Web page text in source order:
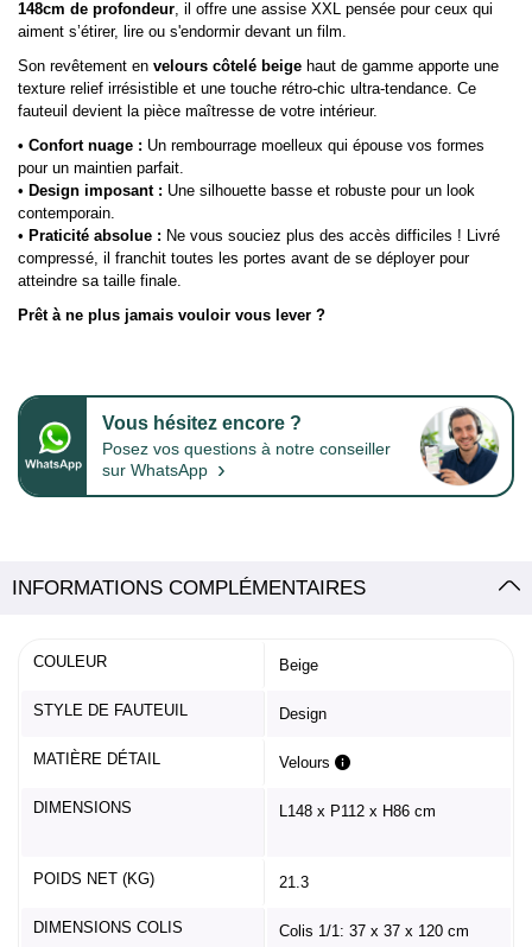
148cm de profondeur , il offre une assise XXL pensée pour ceux qui
aiment s’étirer, lire ou s'endormir devant un film.
Son revêtement en velours côtelé beige haut de gamme apporte une
texture relief irrésistible et une touche rétro-chic ultra-tendance. Ce
fauteuil devient la pièce maîtresse de votre intérieur.
• Confort nuage : Un rembourrage moelleux qui épouse vos formes
pour un maintien parfait.
• Design imposant : Une silhouette basse et robuste pour un look
contemporain.
• Praticité absolue : Ne vous souciez plus des accès difficiles ! Livré
compressé, il franchit toutes les portes avant de se déployer pour
atteindre sa taille finale.
Prêt à ne plus jamais vouloir vous lever ?
Vous hésitez encore ?
Posez vos questions à notre conseiller
sur WhatsApp ›
INFORMATIONS COMPLÉMENTAIRES
COULEUR Beige
STYLE DE FAUTEUIL Design
MATIÈRE DÉTAIL Velours
DIMENSIONS L148 x P112 x H86 cm
POIDS NET (KG) 21.3
DIMENSIONS COLIS Colis 1/1: 37 x 37 x 120 cm